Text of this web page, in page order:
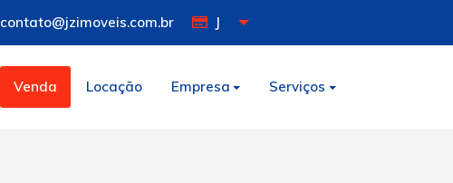
contato@jzimoveis.com.br J
Venda Locação Empresa Serviços